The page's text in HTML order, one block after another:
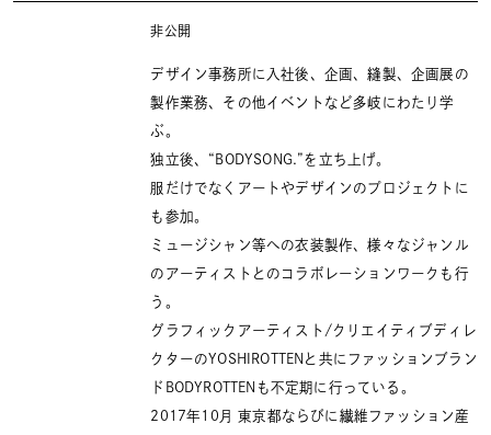
非公開
デザイン事務所に入社後、企画、縫製、企画展の
製作業務、その他イベントなど多岐にわたり学
ぶ。
独立後、“BODYSONG.”を立ち上げ。
服だけでなくアートやデザインのプロジェクトに
も参加。
ミュージシャン等への衣装製作、様々なジャンル
のアーティストとのコラボレーションワークも行
う。
グラフィックアーティスト/クリエイティブディレ
クターのYOSHIROTTENと共にファッションブラン
ドBODYROTTENも不定期に行っている。
2017年10月 東京都ならびに繊維ファッション産